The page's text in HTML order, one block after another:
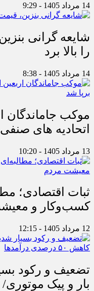
14 مرداد 1405 - 9:29
شایعه گرانی
را بالا برد
14 مرداد 1405 - 8:38
موکب جاماندگان
اتحادیه های
13 مرداد 1405 - 10:20
ثبات اقتصادی؛
کسب‌وکار و
12 مرداد 1405 - 12:15
تضعیف و رکود